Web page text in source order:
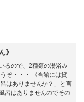
》
るので、2種類の湯浴み
ぞ・・・ 《当館には貸
はありませんか？」と言
呂はありませんのでその